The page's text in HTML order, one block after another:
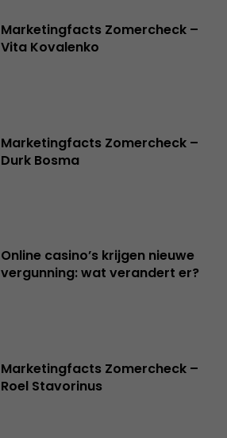
Marketingfacts Zomercheck –
Vita Kovalenko
Marketingfacts Zomercheck –
Durk Bosma
Online casino’s krijgen nieuwe
vergunning: wat verandert er?
Marketingfacts Zomercheck –
Roel Stavorinus